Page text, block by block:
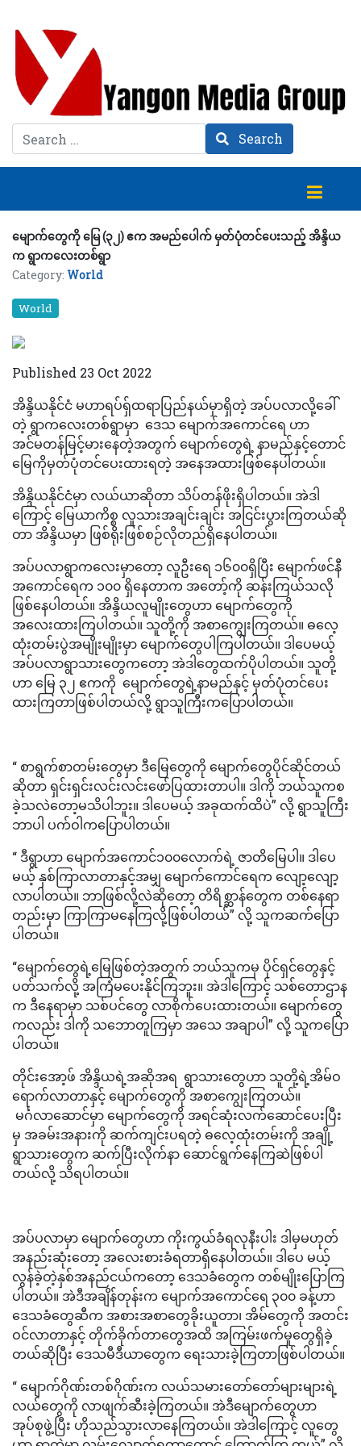
Search Search
မျောက်တွေကို မြေ (၃၂) ဧက အမည်ပေါက် မှတ်ပုံတင်ပေးသည့် အိန္ဒိယ
က ရွာကလေးတစ်ရွာ
Category: World
World
Published 23 Oct 2022
အိန္ဒိယနိုင်ငံ မဟာရပ်ရှ်ထရာပြည်နယ်မှာရှိတဲ့ အပ်ပလာလို့ခေါ်
တဲ့ ရွာကလေးတစ်ရွာမှာ ဒေသ မျောက်အကောင်ရေ ဟာ
အင်မတန်မြင့်မားနေတဲ့အတွက် မျောက်တွေရဲ့ နာမည်နှင့်တောင်
မြေကိုမှတ်ပုံတင်ပေးထားရတဲ့ အနေအထားဖြစ်နေပါတယ်။
အိန္ဒိယနိုင်ငံမှာ လယ်ယာဆိုတာ သိပ်တန်ဖိုးရှိပါတယ်။ အဲဒါ
ကြောင့် မြေယာကိစ္စ လူသားအချင်းချင်း အငြင်းပွားကြတယ်ဆို
တာ အိန္ဒိယမှာ ဖြစ်ရိုးဖြစ်စဉ်လိုတည်ရှိနေပါတယ်။
အပ်ပလာရွာကလေးမှာတော့ လူဦးရေ ၁၆၀၀ရှိပြီး မျောက်ဖင်နီ
အကောင်ရေက ၁၀၀ ရှိနေတာက အတော့်ကို ဆန်းကြယ်သလို
ဖြစ်နေပါတယ်။ အိန္ဒိယလူမျိုးတွေဟာ မျောက်တွေကို
အလေးထားကြပါတယ်။ သူတို့ကို အစာကျွေးကြတယ်။ ဓလေ့
ထုံးတမ်းပွဲအမျိုးမျိုးမှာ မျောက်တွေပါကြပါတယ်။ ဒါပေမယ့်
အပ်ပလာရွာသားတွေကတော့ အဲဒါတွေထက်ပိုပါတယ်။ သူတို့
ဟာ မြေ ၃၂ ဧကကို မျောက်တွေရဲ့နာမည်နှင့် မှတ်ပုံတင်ပေး
ထားကြတာဖြစ်ပါတယ်လို့ ရွာသူကြီးကပြောပါတယ်။
“ စာရွက်စာတမ်းတွေမှာ ဒီမြေတွေကို မျောက်တွေပိုင်ဆိုင်တယ်
ဆိုတာ ရှင်းရှင်းလင်းလင်းဖော်ပြထားတာပါ။ ဒါကို ဘယ်သူကစ
ခဲ့သလဲတော့မသိပါဘူး။ ဒါပေမယ့် အခုထက်ထိပဲ” လို့ ရွာသူကြီး
ဘာပါ ပက်ဝါကပြောပါတယ်။
“ ဒီရွာဟာ မျောက်အကောင်၁၀၀လောက်ရဲ့ ဇာတိမြေပါ။ ဒါပေ
မယ့် နှစ်ကြာလာတာနှင့်အမျှ မျောက်ကောင်ရေက လျော့လျော့
လာပါတယ်။ ဘာဖြစ်လို့လဲဆိုတော့ တိရိစ္ဆာန်တွေက တစ်နေရာ
တည်းမှာ ကြာကြာမနေကြလို့ဖြစ်ပါတယ်” လို့ သူကဆက်ပြော
ပါတယ်။
“မျောက်တွေရဲ့မြေဖြစ်တဲ့အတွက် ဘယ်သူကမှ ပိုင်ရှင်တွေနှင့်
ပတ်သက်လို့ အကြံမပေးနိုင်ကြဘူး။ အဲဒါကြောင့် သစ်တောဌာန
က ဒီနေရာမှာ သစ်ပင်တွေ လာစိုက်ပေးထားတယ်။ မျောက်တွေ
ကလည်း ဒါကို သဘောတူကြမှာ အသေ အချာပါ” လို့ သူကပြော
ပါတယ်။
တိုင်းအော့ဖ် အိန္ဒိယရဲ့အဆိုအရ ရွာသားတွေဟာ သူတို့ရဲ့အိမ်ဝ
ရောက်လာတာနှင့် မျောက်တွေကို အစာကျွေးကြတယ်။
မင်္ဂလာဆောင်မှာ မျောက်တွေကို အရင်ဆုံးလက်ဆောင်ပေးပြီး
မှ အခမ်းအနားကို ဆက်ကျင်းပရတဲ့ ဓလေ့ထုံးတမ်းကို အချို့
ရွာသားတွေက ဆက်ပြီးလိုက်နာ ဆောင်ရွက်နေကြဆဲဖြစ်ပါ
တယ်လို့ သိရပါတယ်။
အပ်ပလာမှာ မျောက်တွေဟာ ကိုးကွယ်ခံရလုနီးပါး ဒါမှမဟုတ်
အနည်းဆုံးတော့ အလေးစားခံရတာရှိနေပါတယ်။ ဒါပေ မယ့်
လွန်ခဲ့တဲ့နှစ်အနည်ငယ်ကတော့ ဒေသခံတွေက တစ်မျိုးပြောကြ
ပါတယ်။ အဲဒီအချိန်တုန်းက မျောက်အကောင်ရေ ၃၀၀ ခန့်ဟာ
ဒေသခံတွေဆီက အစားအစာတွေခိုးယူတာ၊ အိမ်တွေကို အတင်း
ဝင်လာတာနှင့် တိုက်ခိုက်တာတွေအထိ အကြမ်းဖက်မှုတွေရှိခဲ့
တယ်ဆိုပြီး ဒေသမီဒီယာတွေက ရေးသားခဲ့ကြတာဖြစ်ပါတယ်။
“ မျောက်ဂိုဏ်းတစ်ဂိုဏ်းက လယ်သမားတော်တော်များများရဲ့
လယ်တွေကို လာဖျက်ဆီးခဲ့ကြတယ်။ အဲဒီမျောက်တွေဟာ
အုပ်စုဖွဲ့ပြီး ဟိုသည်သွားလာနေကြတယ်။ အဲဒါကြောင့် လူတွေ